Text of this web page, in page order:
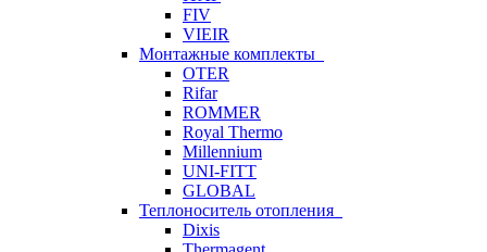
FIV
VIEIR
Монтажные комплекты
OTER
Rifar
ROMMER
Royal Thermo
Millennium
UNI-FITT
GLOBAL
Теплоноситель отопления
Dixis